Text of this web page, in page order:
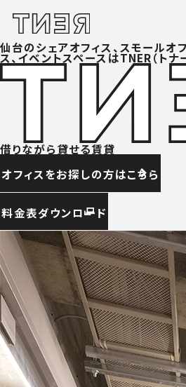
仙台のシェアオフィス、スモールオ
ス、イベントスペースはTNER（トナ
借りながら貸せる賃貸
オフィスをお探しの方はこちら
料金表ダウンロード